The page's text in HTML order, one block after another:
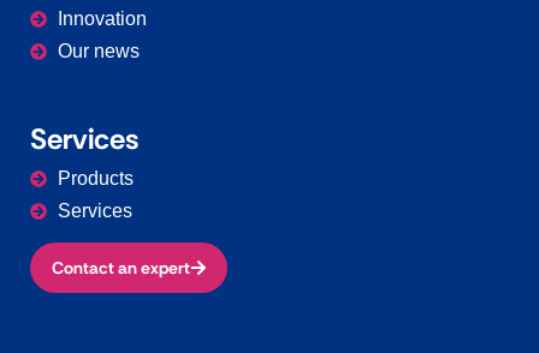
Innovation
Our news
Services
Products
Services
Contact an expert